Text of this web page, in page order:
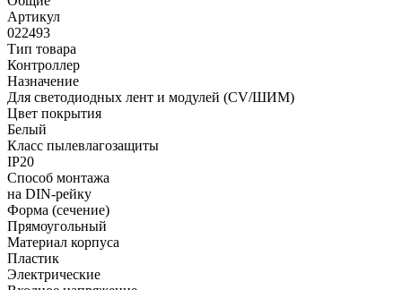
Артикул
022493
Тип товара
Контроллер
Назначение
Для светодиодных лент и модулей (CV/ШИМ)
Цвет покрытия
Белый
Класс пылевлагозащиты
IP20
Способ монтажа
на DIN-рейку
Форма (сечение)
Прямоугольный
Материал корпуса
Пластик
Электрические